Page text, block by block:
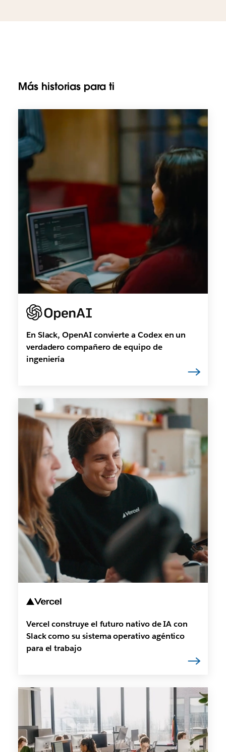
Más historias para ti
En Slack, OpenAI convierte a Codex en un
verdadero compañero de equipo de
ingeniería
Vercel construye el futuro nativo de IA con
Slack como su sistema operativo agéntico
para el trabajo